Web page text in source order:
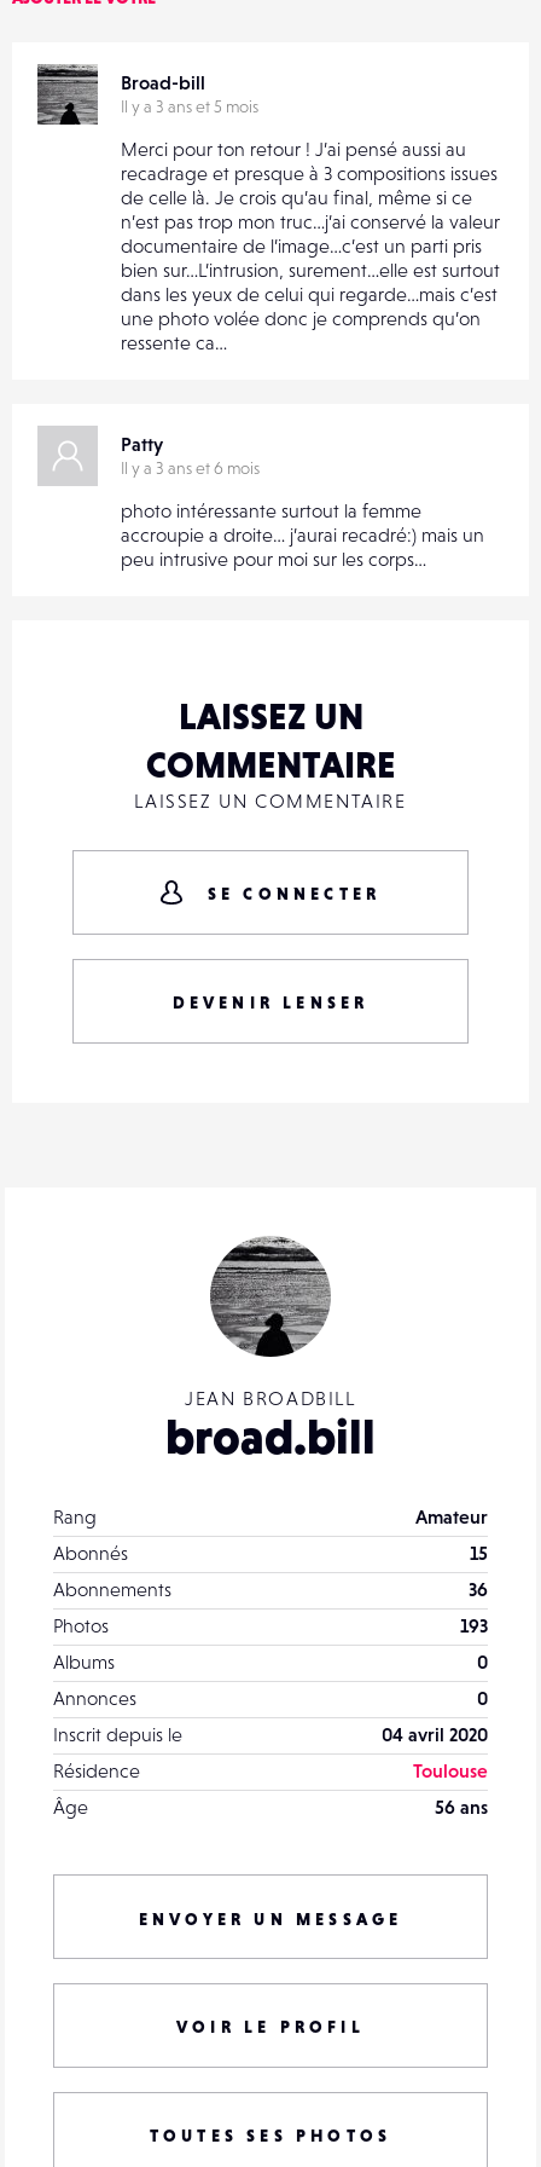
JEAN BROADBILL
broad.bill
Rang
Amateur
Abonnés
15
Abonnements
36
Photos
193
Albums
0
Annonces
0
Inscrit depuis le
04 avril 2020
Résidence
Toulouse
Âge
56 ans
ENVOYER UN MESSAGE
VOIR LE PROFIL
TOUTES SES PHOTOS
Broad-bill
Il y a 3 ans et 5 mois
Merci pour ton retour ! J’ai pensé aussi au
recadrage et presque à 3 compositions issues
de celle là. Je crois qu’au final, même si ce
n’est pas trop mon truc…j’ai conservé la valeur
documentaire de l’image…c’est un parti pris
bien sur…L’intrusion, surement…elle est surtout
dans les yeux de celui qui regarde…mais c’est
une photo volée donc je comprends qu’on
ressente ca…
Patty
Il y a 3 ans et 6 mois
photo intéressante surtout la femme
accroupie a droite… j’aurai recadré:) mais un
peu intrusive pour moi sur les corps…
LAISSEZ UN
COMMENTAIRE
LAISSEZ UN COMMENTAIRE
SE CONNECTER
DEVENIR LENSER